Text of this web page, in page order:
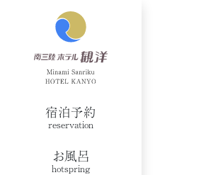
宿泊予約
reservation
お風呂
hotspring